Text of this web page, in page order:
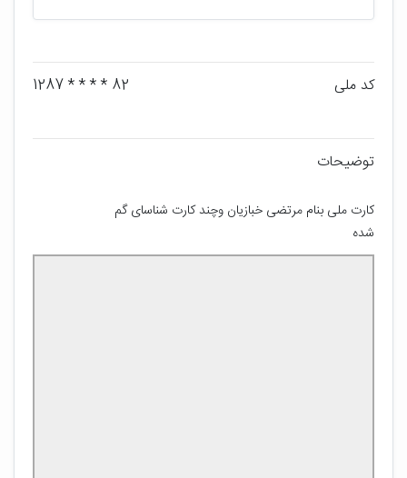
کد ملی 82 * * * * 1287
توضیحات
شده